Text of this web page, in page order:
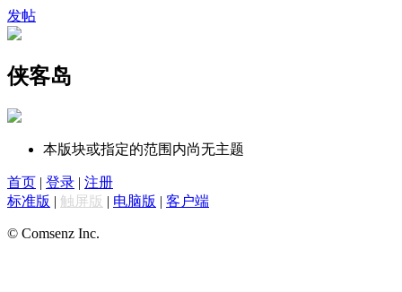
发帖
侠客岛
本版块或指定的范围内尚无主题
首页 | 登录 | 注册
标准版 | 触屏版 | 电脑版 | 客户端
© Comsenz Inc.